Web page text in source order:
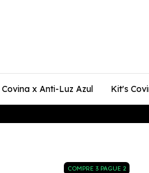
Covina x Anti-Luz Azul Kit's
COMPRE 3 PAGUE 2